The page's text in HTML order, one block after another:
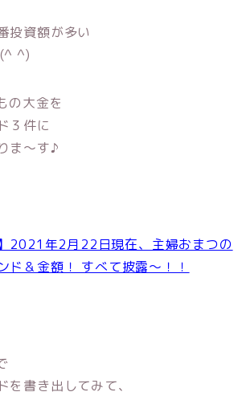
投資額が多い
^)
の大金を
３件に
ま〜す♪
2021年2月22日現在、主婦おまつの
ド＆金額！ すべて披露〜！！
を書き出してみて、